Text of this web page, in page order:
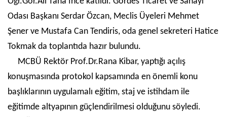
Odası Başkanı Serdar Özcan, Meclis Üyeleri Mehmet
Şener ve Mustafa Can Tendiris, oda genel sekreteri Hatice
Tokmak da toplantıda hazır bulundu.
MCBÜ Rektör Prof.Dr.Rana Kibar, yaptığı açılış
konuşmasında protokol kapsamında en önemli konu
başlıklarının uygulamalı eğitim, staj ve istihdam ile
eğitimde altyapının güçlendirilmesi olduğunu söyledi.